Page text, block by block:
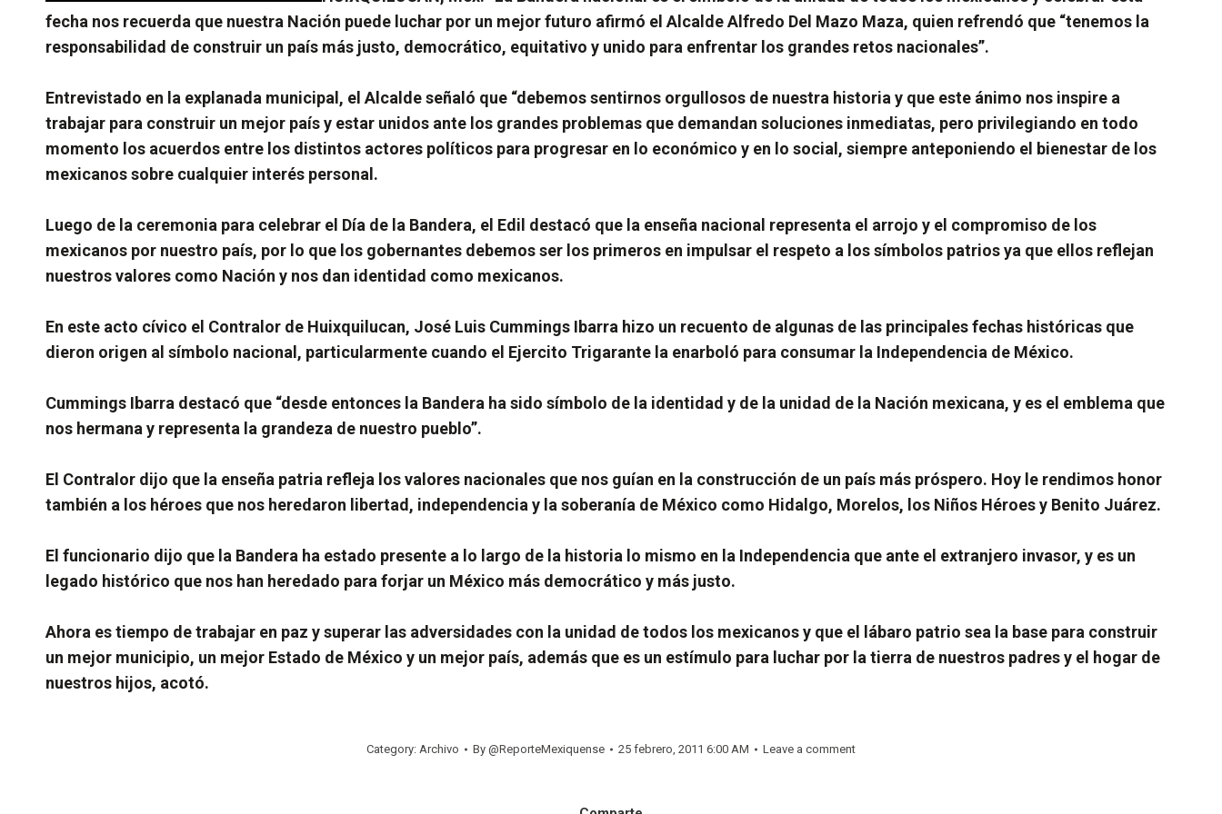
fecha nos recuerda que nuestra Nación puede luchar por un mejor futuro afirmó el Alcalde Alfredo Del Mazo Maza, quien refrendó que “tenemos la
responsabilidad de construir un país más justo, democrático, equitativo y unido para enfrentar los grandes retos nacionales”.
Entrevistado en la explanada municipal, el Alcalde señaló que “debemos sentirnos orgullosos de nuestra historia y que este ánimo nos inspire a
trabajar para construir un mejor país y estar unidos ante los grandes problemas que demandan soluciones inmediatas, pero privilegiando en todo
momento los acuerdos entre los distintos actores políticos para progresar en lo económico y en lo social, siempre anteponiendo el bienestar de los
mexicanos sobre cualquier interés personal.
Luego de la ceremonia para celebrar el Día de la Bandera, el Edil destacó que la enseña nacional representa el arrojo y el compromiso de los
mexicanos por nuestro país, por lo que los gobernantes debemos ser los primeros en impulsar el respeto a los símbolos patrios ya que ellos reflejan
nuestros valores como Nación y nos dan identidad como mexicanos.
En este acto cívico el Contralor de Huixquilucan, José Luis Cummings Ibarra hizo un recuento de algunas de las principales fechas históricas que
dieron origen al símbolo nacional, particularmente cuando el Ejercito Trigarante la enarboló para consumar la Independencia de México.
Cummings Ibarra destacó que “desde entonces la Bandera ha sido símbolo de la identidad y de la unidad de la Nación mexicana, y es el emblema que
nos hermana y representa la grandeza de nuestro pueblo”.
El Contralor dijo que la enseña patria refleja los valores nacionales que nos guían en la construcción de un país más próspero. Hoy le rendimos honor
también a los héroes que nos heredaron libertad, independencia y la soberanía de México como Hidalgo, Morelos, los Niños Héroes y Benito Juárez.
El funcionario dijo que la Bandera ha estado presente a lo largo de la historia lo mismo en la Independencia que ante el extranjero invasor, y es un
legado histórico que nos han heredado para forjar un México más democrático y más justo.
Ahora es tiempo de trabajar en paz y superar las adversidades con la unidad de todos los mexicanos y que el lábaro patrio sea la base para construir
un mejor municipio, un mejor Estado de México y un mejor país, además que es un estímulo para luchar por la tierra de nuestros padres y el hogar de
nuestros hijos, acotó.
Category: Archivo By @ReporteMexiquense 25 febrero, 2011 6:00 AM Leave a comment